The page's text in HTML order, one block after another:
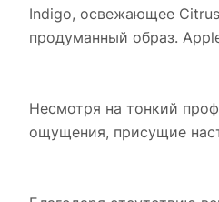
Indigo, освежающее Citrus
продуманный образ.
Несмотря на тонкий
ощущения, присущие